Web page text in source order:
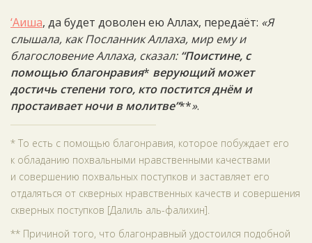
‘Аиша, да будет доволен ею Аллах, передаёт: «Я
слышала, как Посланник Аллаха, мир ему и
благословение Аллаха, сказал: “Поистине, с
помощью благонравия* верующий может
достичь степени того, кто постится днём и
простаивает ночи в молитве”**».
* То есть с помощью благонравия, которое побуждает его
к обладанию похвальными нравственными качествами
и совершению похвальных поступков и заставляет его
отдаляться от скверных нравственных качеств и совершения
скверных поступков [Далиль аль-фалихин].
** Причиной того, что благонравный удостоился подобной